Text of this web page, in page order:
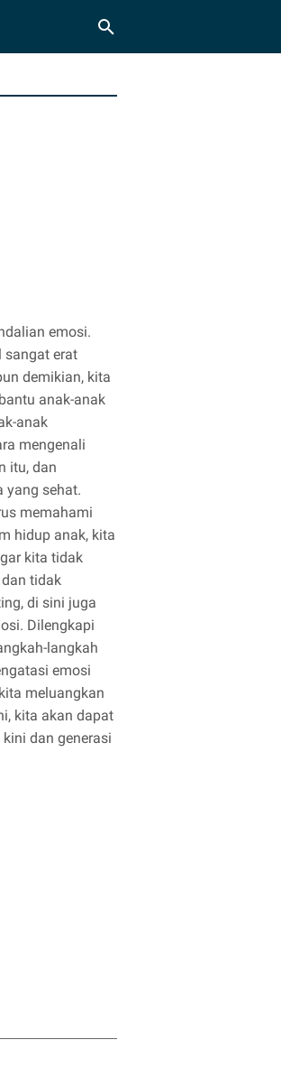
emosi.
sangat erat
demikian, kita
anak-anak
anak
mengenali
itu, dan
yang sehat.
memahami
hidup anak, kita
kita tidak
tidak
di sini juga
Dilengkapi
langkah
emosi
meluangkan
kita akan dapat
dan generasi